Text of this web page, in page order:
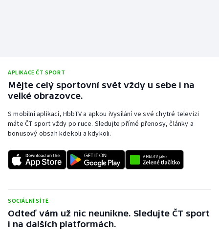
APLIKACE ČT SPORT
Mějte celý sportovní svět vždy u sebe i na
velké obrazovce.
S mobilní aplikací, HbbTV a apkou iVysílání ve své chytré televizi
máte ČT sport vždy po ruce. Sledujte přímé přenosy, články a
bonusový obsah kdekoli a kdykoli.
SOCIÁLNÍ SÍTĚ
Odteď vám už nic neunikne. Sledujte ČT sport
i na dalších platformách.